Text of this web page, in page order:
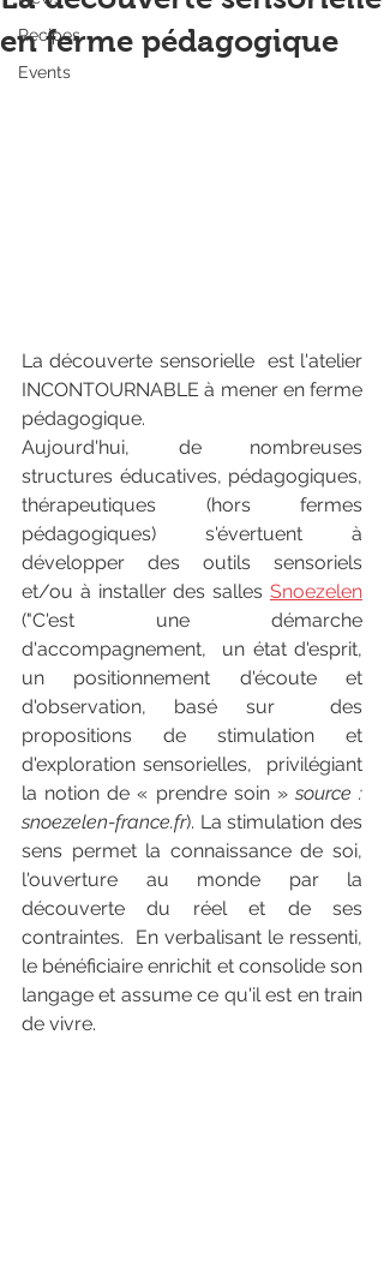
Recipes
Events
en ferme pédagogique
La découverte sensorielle  est l'atelier
INCONTOURNABLE à mener en ferme
pédagogique.
Aujourd'hui, de nombreuses
structures éducatives, pédagogiques,
thérapeutiques (hors fermes
pédagogiques) s'évertuent à
développer des outils sensoriels
et/ou à installer des salles Snoezelen
("C'est une démarche
d'accompagnement,  un état d'esprit,
un positionnement d'écoute et
d'observation, basé sur  des
propositions de stimulation et
d'exploration sensorielles,  privilégiant
la notion de « prendre soin » source :
snoezelen-france.fr). La stimulation des
sens permet la connaissance de soi,
l'ouverture au monde par la
découverte du réel et de ses
contraintes.  En verbalisant le ressenti,
le bénéficiaire enrichit et consolide son
langage et assume ce qu'il est en train
de vivre.